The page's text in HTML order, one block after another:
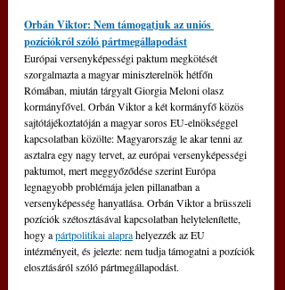
Orbán Viktor: Nem támogatjuk az uniós
pozíciókról szóló pártmegállapodást
Európai versenyképességi paktum megkötését
szorgalmazta a magyar miniszterelnök hétfőn
Rómában, miután tárgyalt Giorgia Meloni olasz
kormányfővel. Orbán Viktor a két kormányfő közös
sajtótájékoztatóján a magyar soros EU-elnökséggel
kapcsolatban közölte: Magyarország le akar tenni az
asztalra egy nagy tervet, az európai versenyképességi
paktumot, mert meggyőződése szerint Európa
legnagyobb problémája jelen pillanatban a
versenyképesség hanyatlása. Orbán Viktor a brüsszeli
pozíciók szétosztásával kapcsolatban helytelenítette,
hogy a pártpolitikai alapra helyezzék az EU
intézményeit, és jelezte: nem tudja támogatni a pozíciók
elosztásáról szóló pártmegállapodást.